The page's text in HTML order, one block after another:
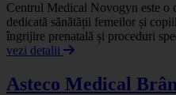
Centrul Medical Novogyn este o
dedicată sănătății femeilor și
îngrijire prenatală și proceduri
vezi detalii
Asteco Medical